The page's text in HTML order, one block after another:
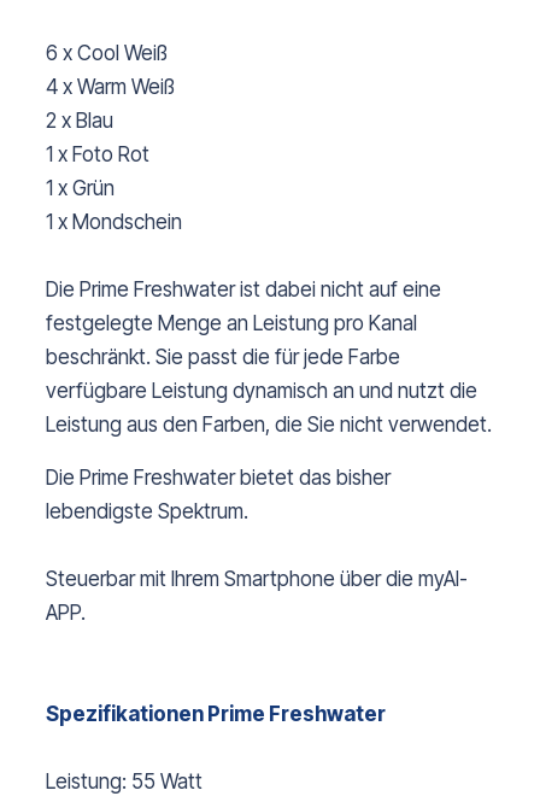
6 x Cool Weiß
4 x Warm Weiß
2 x Blau
1 x Foto Rot
1 x Grün
1 x Mondschein
Die Prime Freshwater ist dabei nicht auf eine
festgelegte Menge an Leistung pro Kanal
beschränkt. Sie passt die für jede Farbe
verfügbare Leistung dynamisch an und nutzt die
Leistung aus den Farben, die Sie nicht verwendet.
Die Prime Freshwater bietet das bisher
lebendigste Spektrum.
Steuerbar mit Ihrem Smartphone über die myAI-
APP.
Spezifikationen Prime Freshwater
Leistung: 55 Watt